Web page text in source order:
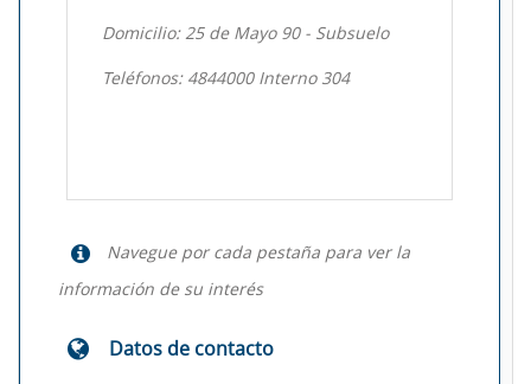
Domicilio: 25 de Mayo 90 - Subsuelo
Teléfonos: 4844000 Interno 304
Navegue por cada pestaña para ver la
información de su interés
Datos de contacto